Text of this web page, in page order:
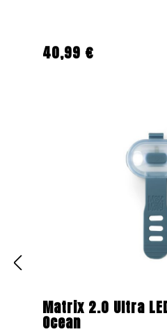
Regulärer Preis:
40,99 €
Matrix 2.0 Ultra
Ocean